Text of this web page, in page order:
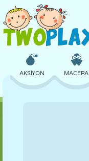
AKSIYON MACERA